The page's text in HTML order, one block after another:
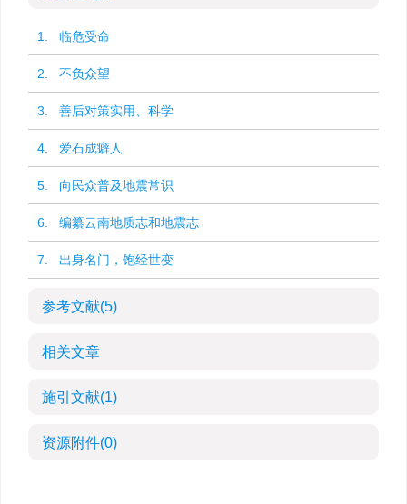
1. 临危受命
2. 不负众望
3. 善后对策实用、科学
4. 爱石成癖人
5. 向民众普及地震常识
6. 编纂云南地质志和地震志
7. 出身名门，饱经世变
参考文献(5)
相关文章
施引文献(1)
资源附件(0)